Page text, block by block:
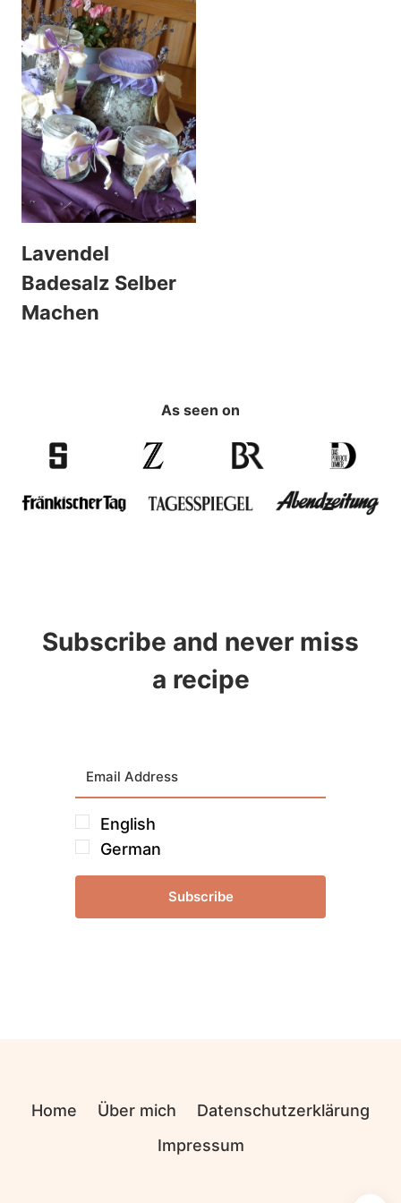
Lavendel
Badesalz Selber
Machen
As seen on
Subscribe and never miss
a recipe
English
German
Subscribe
Home Über mich
Datenschutzerklärung
Impressum